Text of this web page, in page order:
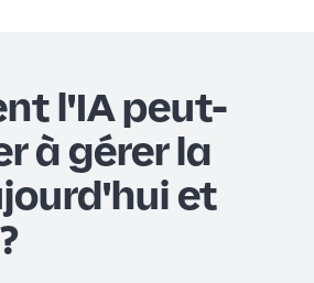
l'IA peut-
à gérer la
et